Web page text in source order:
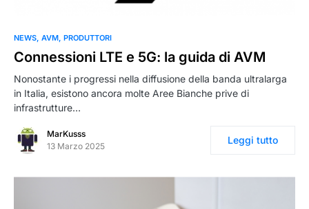
NEWS AVM PRODUTTORI
Connessioni LTE e 5G: la guida di AVM
Nonostante i progressi nella diffusione della banda ultralarga
in Italia, esistono ancora molte Aree Bianche prive di
infrastrutture…
MarKusss
13 Marzo 2025
Leggi tutto